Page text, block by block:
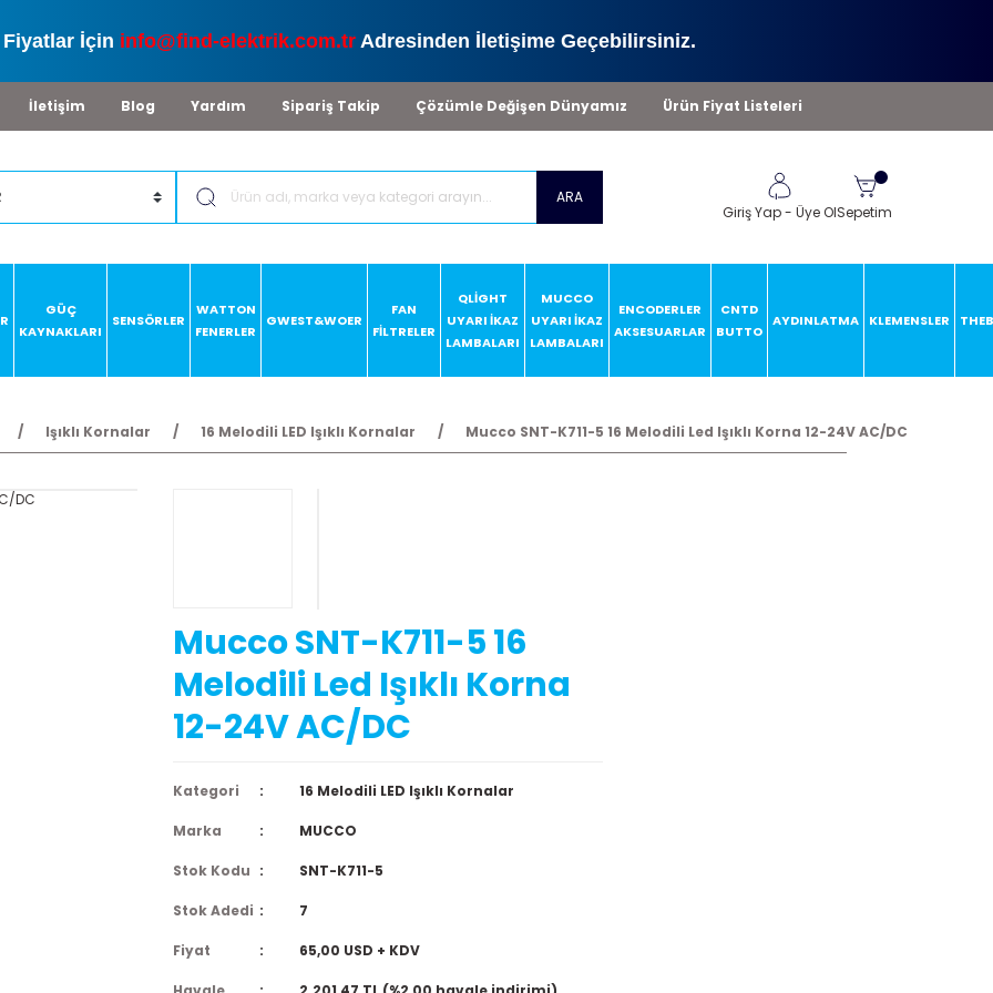
Fiyatlar İçin info@find-elektrik.com.trAdresinden İletişime Geçebilirsiniz.
İletişim Blog Yardım Sipariş Takip Çözümle Değişen Dünyamız Ürün Fiyat Listeleri
ARA
Giriş Yap- Üye OlSepetim
GÜÇ
KAYNAKLARI
SENSÖRLER
WATTON
FENERLER
GWEST&WOER
FAN
FİLTRELER
QLİGHT
UYARI İKAZ
LAMBALARI
MUCCO
UYARI İKAZ
LAMBALARI
ENCODERLER
AKSESUARLAR
CNTD
BUTTO
AYDINLATMA KLEMENSLER
Işıklı Kornalar 16 Melodili LED Işıklı Kornalar Mucco SNT-K711-5 16 Melodili Led Işıklı Korna 12-24V AC/DC
Mucco SNT-K711-5 16
Melodili Led Işıklı Korna
12-24V AC/DC
Kategori 16 Melodili LED Işıklı Kornalar
Marka MUCCO
Stok Kodu SNT-K711-5
Stok Adedi 7
Fiyat 65,00 USD + KDV